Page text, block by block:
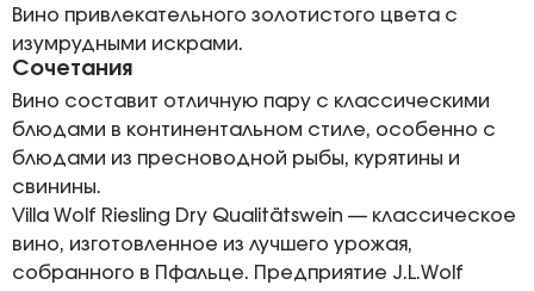
Вино привлекательного золотистого цвета с
изумрудными искрами.
Сочетания
Вино составит отличную пару с классическими
блюдами в континентальном стиле, особенно с
блюдами из пресноводной рыбы, курятины и
свинины.
Villa Wolf Riesling Dry Qualitätswein — классическое
вино, изготовленное из лучшего урожая,
собранного в Пфальце. Предприятие J.L.Wolf